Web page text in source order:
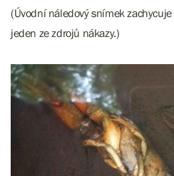
(Úvodní náledový snímek
jeden ze zdrojů nákazy.)